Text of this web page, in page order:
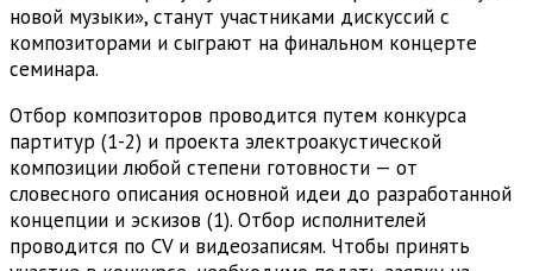
новой музыки», станут участниками дискуссий с
композиторами и сыграют на финальном концерте
семинара.
Отбор композиторов проводится путем конкурса
партитур (1-2) и проекта электроакустической
композиции любой степени готовности — от
словесного описания основной идеи до разработанной
концепции и эскизов (1). Отбор исполнителей
проводится по CV и видеозаписям. Чтобы принять